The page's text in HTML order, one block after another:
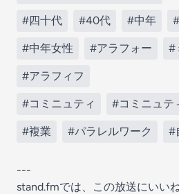
#四十代 #40代 #中年
#中年女性 #アラフォー #
#アラフィフ
#コミニュティ #コミニュテ
#複業 #パラレルワーク #
---
stand.fmでは、この放送にいい